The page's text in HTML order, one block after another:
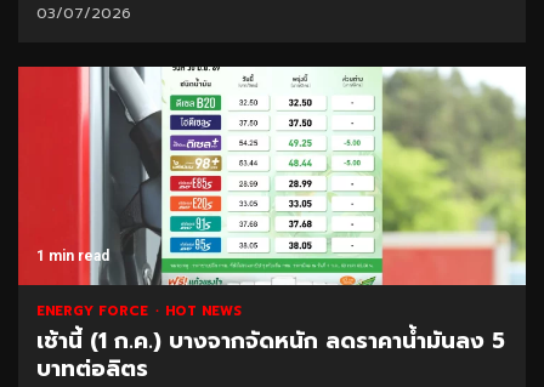
03/07/2026
1 min read
ENERGY FORCE HOT NEWS
เช้านี้ (1 ก.ค.) บางจากจัดหนัก ลดราคาน้ำมันลง 5
บาทต่อลิตร